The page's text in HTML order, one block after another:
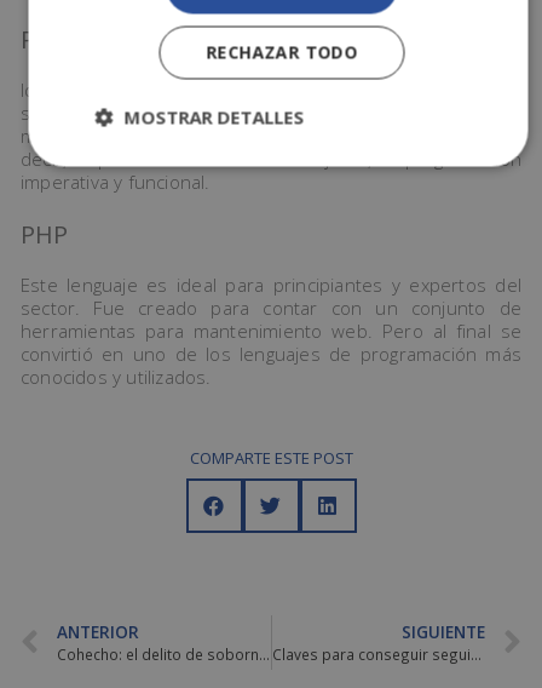
Python
Ideal para principiantes, ya que se caracteriza por su
simpleza, legibilidad y similitud con el inglés. Es
multiplataforma, multiparadigma y de propósito general, es
decir, soporta la orientación a objetos, la programación
imperativa y funcional.
PHP
Este lenguaje es ideal para principiantes y expertos del
sector. Fue creado para contar con un conjunto de
herramientas para mantenimiento web. Pero al final se
convirtió en uno de los lenguajes de programación más
conocidos y utilizados.
COMPARTE ESTE POST
ANTERIOR
Cohecho: el delito de soborno a las autoridades
SIGUIENTE
Claves para conseguir seguidores en Instagram
RECHAZAR TODO
MOSTRAR DETALLES